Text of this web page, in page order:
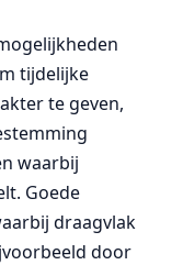
tijdelijke
te geven,
waarbij
Goede
draagvlak
door